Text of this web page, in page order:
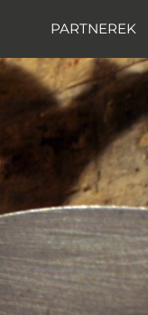
PARTNEREK